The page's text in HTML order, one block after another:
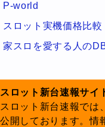
P-world
スロット実機価格比較
家スロを愛する人の
スロット新台速報サイ
スロット新台速報では
公開しております。情